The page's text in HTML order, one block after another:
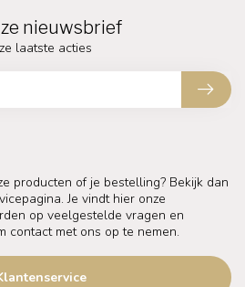
producten of je bestelling? Bekijk dan
Je vindt hier onze
op veelgestelde vragen en
contact met ons op te nemen.
nieuwsbrief
laatste acties